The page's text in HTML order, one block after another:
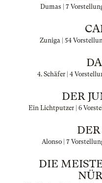
Dumas | 7
Zuniga | 54
4. Schäfer | 4
DER
Ein Lichtputzer | 6
Alonso | 7
DIE